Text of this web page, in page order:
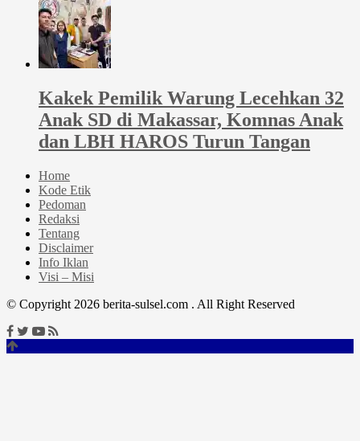
Kakek Pemilik Warung Lecehkan 32
Anak SD di Makassar, Komnas Anak
dan LBH HAROS Turun Tangan
Home
Kode Etik
Pedoman
Redaksi
Tentang
Disclaimer
Info Iklan
Visi – Misi
© Copyright 2026 berita-sulsel.com . All Right Reserved